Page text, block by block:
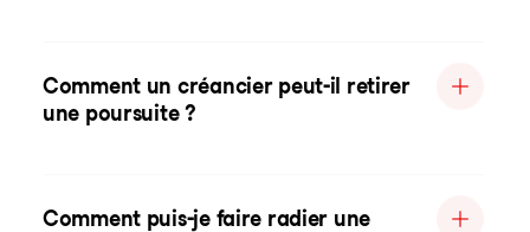
Comment un créancier peut-il retirer
une poursuite ?
Comment puis-je faire radier une